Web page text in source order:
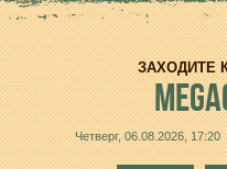
ЗАХОДИТЕ
Четверг, 06.08.2026, 17:20